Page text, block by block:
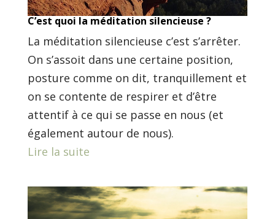
C’est quoi la méditation silencieuse ?
La méditation silencieuse c’est s’arrêter.
On s’assoit dans une certaine position,
posture comme on dit, tranquillement et
on se contente de respirer et d’être
attentif à ce qui se passe en nous (et
également autour de nous).
Lire la suite